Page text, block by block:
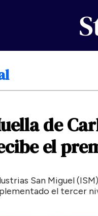
de
el
San Miguel
el tercer